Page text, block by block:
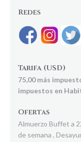
Redes
Tarifa (USD)
75,00 más
impuestos en
Ofertas
Almuerzo Buffet a
de semana ,